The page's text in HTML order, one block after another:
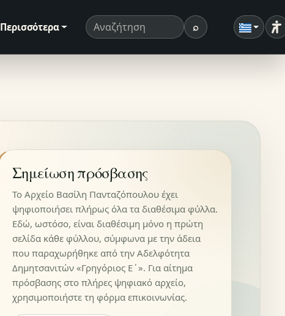
Περισσότερα Όρος αναζήτησης ⌕Αναζήτηση
Σημείωση πρόσβασης
Το Αρχείο Βασίλη Πανταζόπουλου έχει
ψηφιοποιήσει πλήρως όλα τα διαθέσιμα φύλλα.
Εδώ, ωστόσο, είναι διαθέσιμη μόνο η πρώτη
σελίδα κάθε φύλλου, σύμφωνα με την άδεια
που παραχωρήθηκε από την Αδελφότητα
Δημητσανιτών «Γρηγόριος Ε΄». Για αίτημα
πρόσβασης στο πλήρες ψηφιακό αρχείο,
χρησιμοποιήστε τη φόρμα επικοινωνίας.